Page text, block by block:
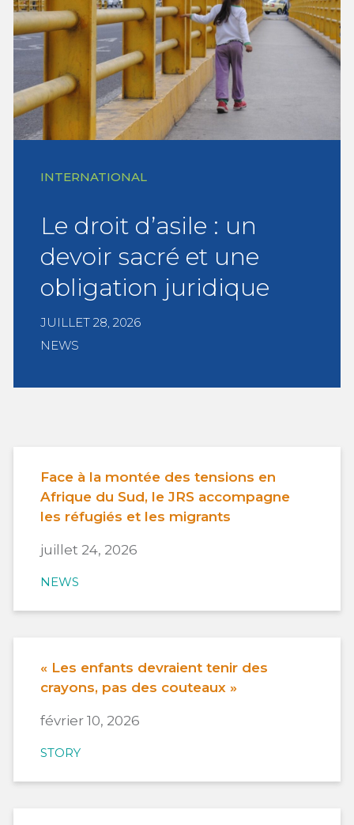
INTERNATIONAL
Le droit d’asile : un
devoir sacré et une
obligation juridique
JUILLET 28, 2026
NEWS
Face à la montée des tensions en
Afrique du Sud, le JRS accompagne
les réfugiés et les migrants
juillet 24, 2026
NEWS
« Les enfants devraient tenir des
crayons, pas des couteaux »
février 10, 2026
STORY